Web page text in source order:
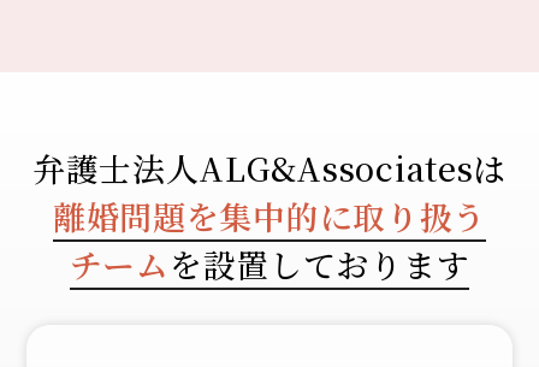
弁護士法人ALG&Associatesは
離婚問題を集中的に取り扱う
チームを設置しております